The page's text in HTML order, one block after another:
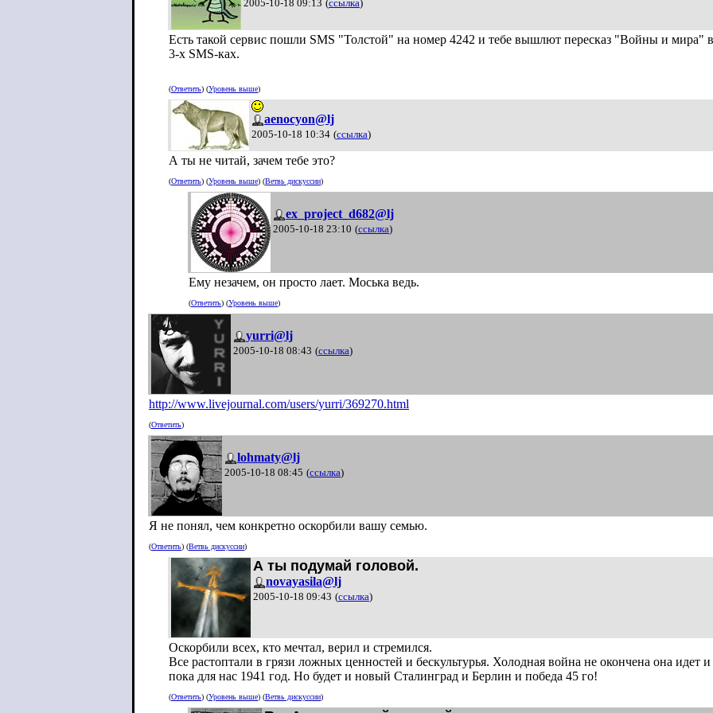
2005-10-18 09:13 (ссылка)
Есть такой сервис пошли SMS "Толстой" на номер 4242 и тебе вышлют пересказ "Войны и мира" в
3-х SMS-ках.
(Ответить) (Уровень выше)
aenocyon@lj
2005-10-18 10:34 (ссылка)
А ты не читай, зачем тебе это?
(Ответить) (Уровень выше) (Ветвь дискуссии)
ex_project_d682@lj
2005-10-18 23:10 (ссылка)
Ему незачем, он просто лает. Моська ведь.
(Ответить) (Уровень выше)
yurri@lj
2005-10-18 08:43 (ссылка)
http://www.livejournal.com/users/yurri/369270.html
(Ответить)
lohmaty@lj
2005-10-18 08:45 (ссылка)
Я не понял, чем конкретно оскорбили вашу семью.
(Ответить) (Ветвь дискуссии)
А ты подумай головой.
novayasila@lj
2005-10-18 09:43 (ссылка)
Оскорбили всех, кто мечтал, верил и стремился.
Все растоптали в грязи ложных ценностей и бескультурья. Холодная война не окончена она идет и
пока для нас 1941 год. Но будет и новый Сталинград и Берлин и победа 45 го!
(Ответить) (Уровень выше) (Ветвь дискуссии)